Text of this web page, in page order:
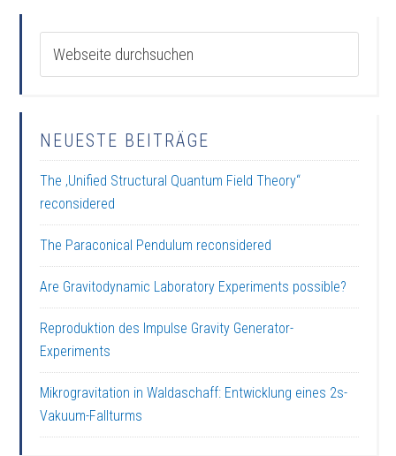
NEUESTE BEITRÄGE
The ‚Unified Structural Quantum Field Theory“
reconsidered
The Paraconical Pendulum reconsidered
Are Gravitodynamic Laboratory Experiments possible?
Reproduktion des Impulse Gravity Generator-
Experiments
Mikrogravitation in Waldaschaff: Entwicklung eines 2s-
Vakuum-Fallturms